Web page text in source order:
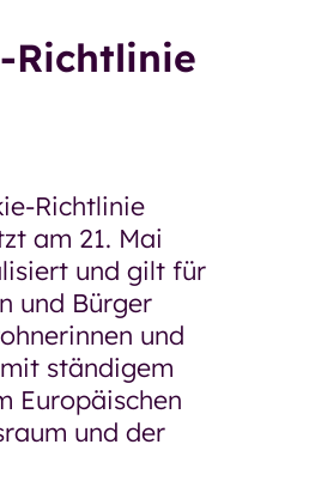
Logopädie
Begegnung
Begegnung
der
Finanzierung
Richtlinie
Richtlinie
am 21. Mai
und gilt für
und Bürger
und
ständigem
Europäischen
und der